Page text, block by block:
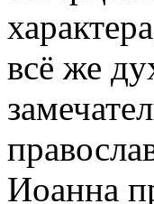
всё же
Иоанна